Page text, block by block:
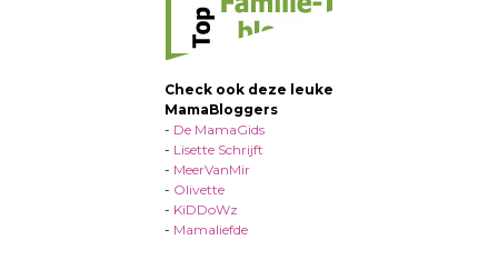
Check ook deze leuke
MamaBloggers
- De MamaGids
- Lisette Schrijft
- MeerVanMir
- Olivette
- KiDDoWz
- Mamaliefde